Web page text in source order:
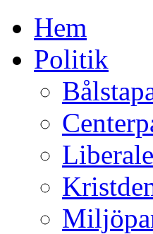
Hem
Politik